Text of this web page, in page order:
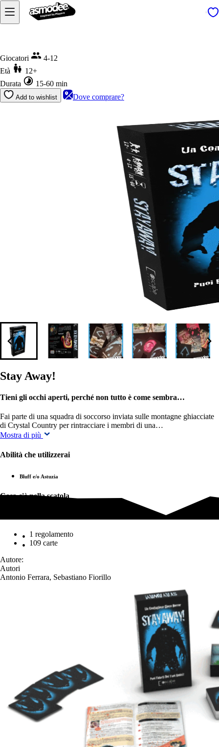
Giocatori
4-12
Età
12+
Durata
15-60 min
Add to wishlist Dove comprare?
Stay Away!
Tieni gli occhi aperti, perché non tutto è come sembra…
Fai parte di una squadra di soccorso inviata sulle montagne ghiacciate
di Crystal Country per rintracciare i membri di una…
Mostra di più
Abilità che utilizzerai
Bluff e/o Astuzia
Cosa c'è nella scatola
1 regolamento
109 carte
Autore:
Autori
Antonio Ferrara, Sebastiano Fiorillo